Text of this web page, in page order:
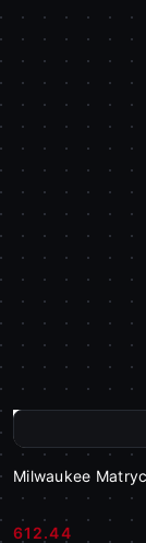
Milwaukee
612.44